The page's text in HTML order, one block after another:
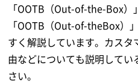
「OOTB（Out-of-the-Box）
「OOTB（Out-of-theBox）
すく解説しています。カス
由などについても説明して
さい。